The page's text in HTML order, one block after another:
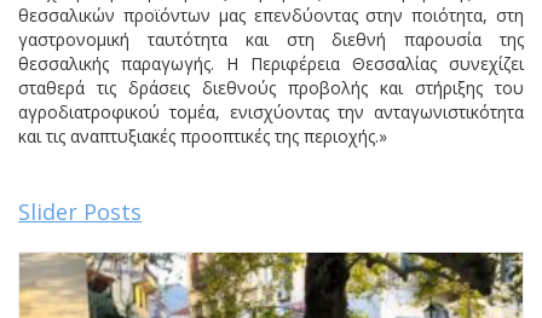
θεσσαλικών προϊόντων μας επενδύοντας στην ποιότητα, στη
γαστρονομική ταυτότητα και στη διεθνή παρουσία της
θεσσαλικής παραγωγής. Η Περιφέρεια Θεσσαλίας συνεχίζει
σταθερά τις δράσεις διεθνούς προβολής και στήριξης του
αγροδιατροφικού τομέα, ενισχύοντας την ανταγωνιστικότητα
και τις αναπτυξιακές προοπτικές της περιοχής.»
Slider Posts